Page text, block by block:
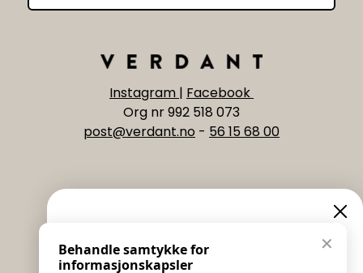
Instagram | Facebook
Org nr 992 518 073
post@verdant.no - 56 15 68 00
Informasjon
Salgs & Leveringsbetingelser
✕
Behandle samtykke for
informasjonskapsler
Eksklusive nyheter og